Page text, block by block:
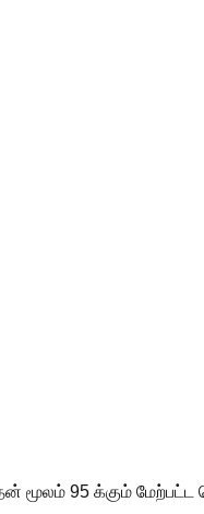
மூலம் 95 க்கும் மேற்பட்ட